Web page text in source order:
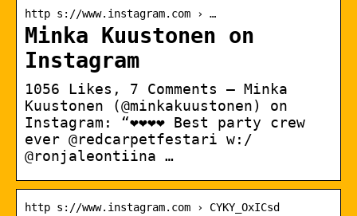
http s://www.instagram.com › …
Minka Kuustonen on
Instagram
1056 Likes, 7 Comments – Minka
Kuustonen (@minkakuustonen) on
Instagram: “❤️❤️❤️❤️ Best party crew
ever @redcarpetfestari w:/
@ronjaleontiina …
http s://www.instagram.com › CYKY_OxICsd